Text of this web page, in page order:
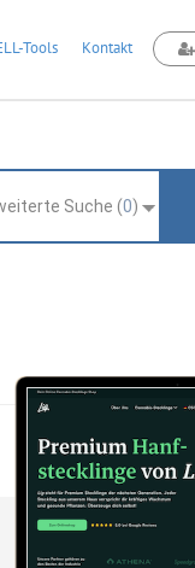
Tools Kontakt
Suche (0)